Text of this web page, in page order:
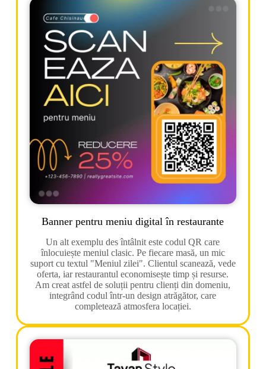
Banner pentru meniu digital în restaurante
Un alt exemplu des întâlnit este codul QR care
înlocuiește meniul clasic. Pe fiecare masă, un mic
suport cu textul "Meniul zilei". Clientul scanează, vede
oferta, iar restaurantul economisește timp și resurse.
Am creat astfel de soluții pentru clienți din domeniu,
integrând codul într-un design atrăgător, care
completează atmosfera locației.